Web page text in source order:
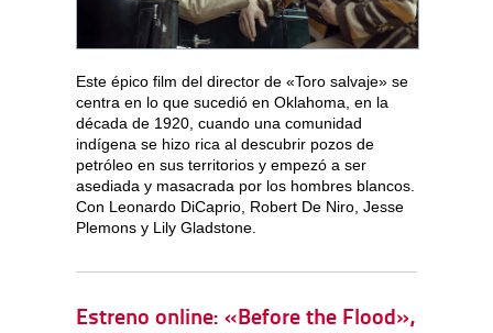
Este épico film del director de «Toro salvaje» se
centra en lo que sucedió en Oklahoma, en la
década de 1920, cuando una comunidad
indígena se hizo rica al descubrir pozos de
petróleo en sus territorios y empezó a ser
asediada y masacrada por los hombres blancos.
Con Leonardo DiCaprio, Robert De Niro, Jesse
Plemons y Lily Gladstone.
Estreno online: «Before the Flood»,